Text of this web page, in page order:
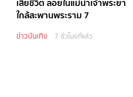
ใกล้สะพานพระราม 7
ข่าวบันเทิง 7 ชั่วโมงที่แล้ว